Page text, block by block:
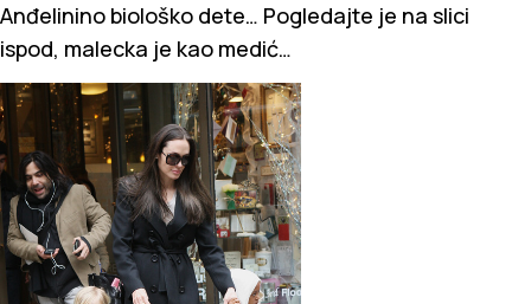
Anđelinino biološko dete… Pogledajte je na slici
ispod, malecka je kao medić…